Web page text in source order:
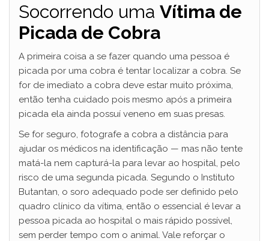
Socorrendo uma Vítima de
Picada de Cobra
A primeira coisa a se fazer quando uma pessoa é
picada por uma cobra é tentar localizar a cobra. Se
for de imediato a cobra deve estar muito próxima,
então tenha cuidado pois mesmo após a primeira
picada ela ainda possuí veneno em suas presas.
Se for seguro, fotografe a cobra a distância para
ajudar os médicos na identificação — mas não tente
matá-la nem capturá-la para levar ao hospital, pelo
risco de uma segunda picada. Segundo o Instituto
Butantan, o soro adequado pode ser definido pelo
quadro clínico da vítima, então o essencial é levar a
pessoa picada ao hospital o mais rápido possível,
sem perder tempo com o animal. Vale reforçar o